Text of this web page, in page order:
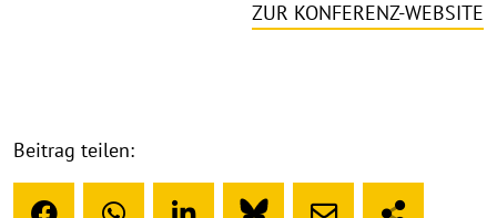
ZUR KONFERENZ-WEBSITE
Beitrag teilen: